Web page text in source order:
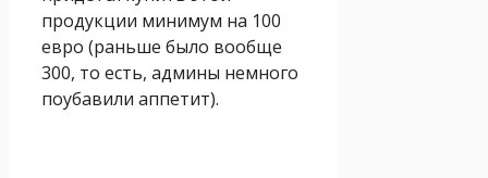
продукции минимум на 100
евро (раньше было вообще
300, то есть, админы немного
поубавили аппетит).